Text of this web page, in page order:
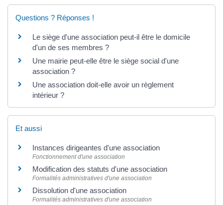
Questions ? Réponses !
Le siège d'une association peut-il être le domicile
d'un de ses membres ?
Une mairie peut-elle être le siège social d'une
association ?
Une association doit-elle avoir un règlement
intérieur ?
Et aussi
Instances dirigeantes d'une association
Fonctionnement d'une association
Modification des statuts d'une association
Formalités administratives d'une association
Dissolution d'une association
Formalités administratives d'une association